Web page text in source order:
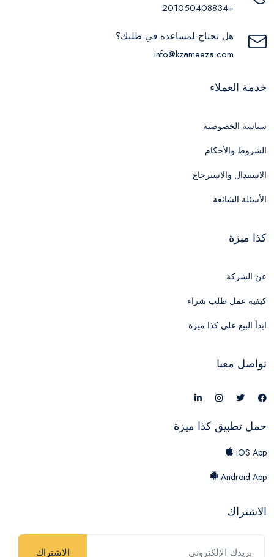
+201050408834
هل تحتاج لمساعده في طلبك؟
info@kzameeza.com
خدمة العملاء
سياسة الخصوصية
الشروط والأحكام
الاستبدال والاسترجاع
الأسئلة الشائعة
كذا ميزة
عن الشركة
كيفية عمل طلب شراء
ابدأ البيع علي كذا ميزة
تواصل معنا
حمل تطبيق كذا ميزة
iOS App
Android App
الاشتراك
الاشتراك